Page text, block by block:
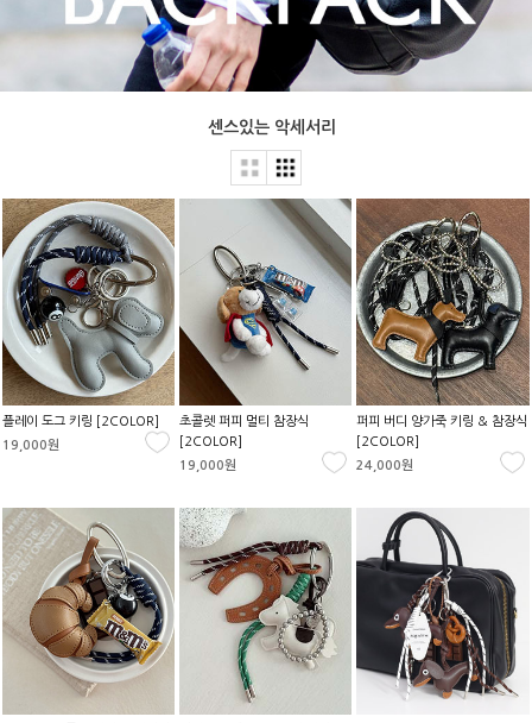
센스있는 악세서리
플레이 도그 키링 [2COLOR]
19,000원
초콜렛 퍼피 멀티 참장식
[2COLOR]
19,000원
퍼피 버디 양가죽 키링 & 참장식
[2COLOR]
24,000원